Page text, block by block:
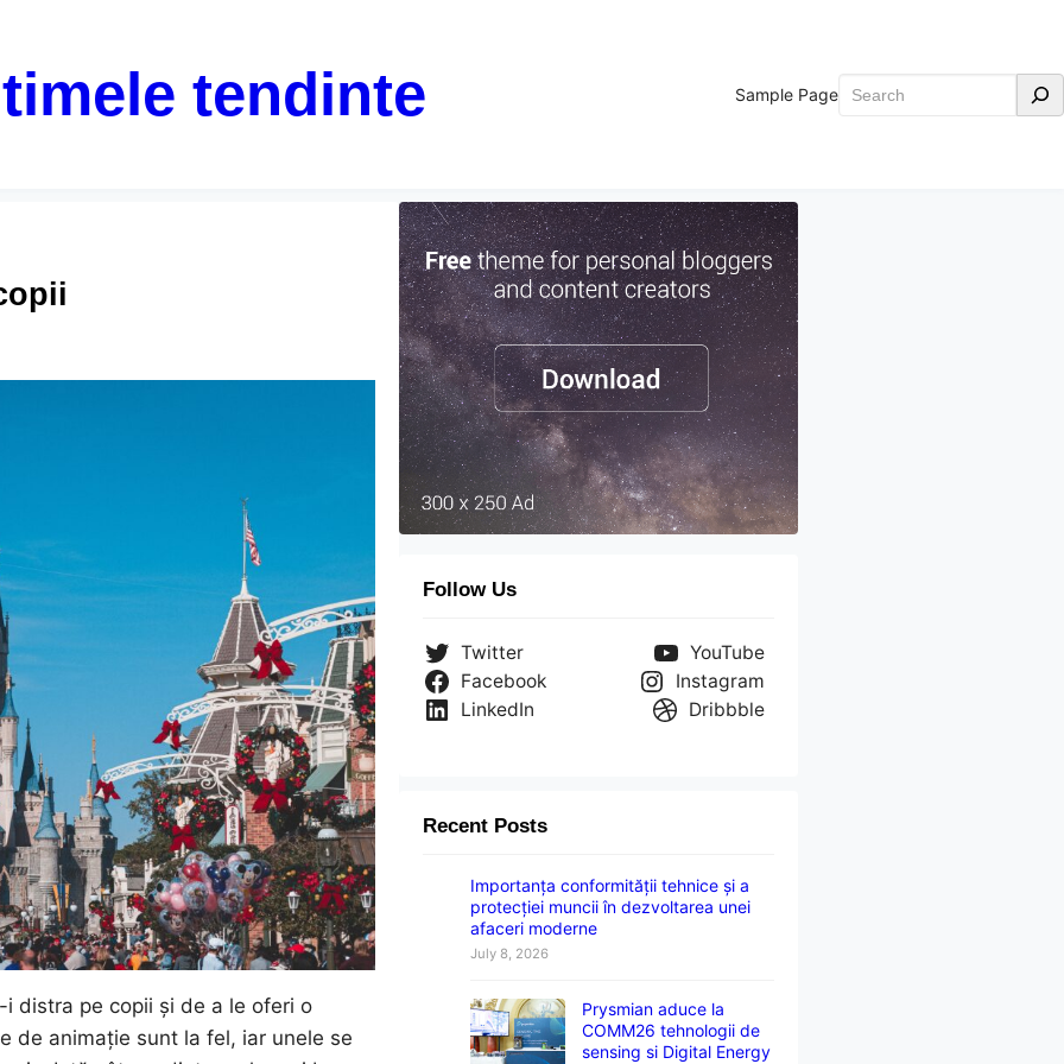
tendinte Sample Page Search
distra pe copii și de a le oferi o
de animație sunt la fel, iar unele se
Follow Us
Twitter
YouTube
Facebook
Instagram
LinkedIn
Dribbble
Recent Posts
Importanța conformității tehnice și a
protecției muncii în dezvoltarea unei
afaceri moderne
July 8, 2026
Prysmian aduce la
COMM26 tehnologii de
sensing si Digital Energy